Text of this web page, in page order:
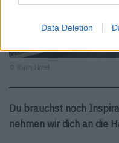
Data Deletion
© Kulm Hotel
Du brauchst noch
nehmen wir dich an die